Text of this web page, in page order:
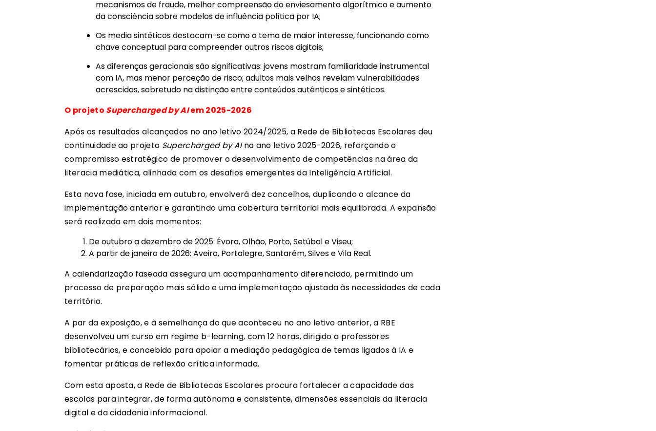
mecanismos de fraude, melhor compreensão do enviesamento algorítmico e aumento
da consciência sobre modelos de influência política por IA;
Os media sintéticos destacam-se como o tema de maior interesse, funcionando como
chave conceptual para compreender outros riscos digitais;
As diferenças geracionais são significativas: jovens mostram familiaridade instrumental
com IA, mas menor perceção de risco; adultos mais velhos revelam vulnerabilidades
acrescidas, sobretudo na distinção entre conteúdos autênticos e sintéticos.
O projeto Supercharged by AIem 2025-2026
Após os resultados alcançados no ano letivo 2024/2025, a Rede de Bibliotecas Escolares deu
continuidade ao projeto Supercharged by AIno ano letivo 2025-2026, reforçando o
compromisso estratégico de promover o desenvolvimento de competências na área da
literacia mediática, alinhada com os desafios emergentes da Inteligência Artificial.
Esta nova fase, iniciada em outubro, envolverá dez concelhos, duplicando o alcance da
implementação anterior e garantindo uma cobertura territorial mais equilibrada. A expansão
será realizada em dois momentos:
De outubro a dezembro de 2025: Évora, Olhão, Porto, Setúbal e Viseu;
A partir de janeiro de 2026: Aveiro, Portalegre, Santarém, Silves e Vila Real.
A calendarização faseada assegura um acompanhamento diferenciado, permitindo um
processo de preparação mais sólido e uma implementação ajustada às necessidades de cada
território.
A par da exposição, e à semelhança do que aconteceu no ano letivo anterior, a RBE
desenvolveu um curso em regime b-learning, com 12 horas, dirigido a professores
bibliotecários, e concebido para apoiar a mediação pedagógica de temas ligados à IA e
fomentar práticas de reflexão crítica informada.
Com esta aposta, a Rede de Bibliotecas Escolares procura fortalecer a capacidade das
escolas para integrar, de forma autónoma e consistente, dimensões essenciais da literacia
digital e da cidadania informacional.